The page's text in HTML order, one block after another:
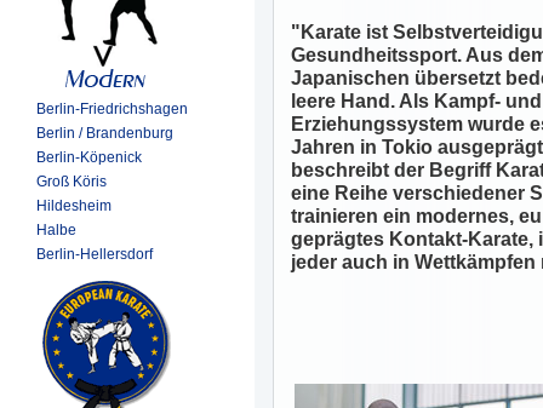
Berlin-Friedrichshagen
Berlin / Brandenburg
Berlin-Köpenick
Groß Köris
Hildesheim
Halbe
Berlin-Hellersdorf
"Karate ist
Gesundheitssport. Aus
Japanischen übersetzt
leere Hand. Als Kampf- und
Erziehungssystem wurde
Jahren in Tokio
beschreibt der Begriff
eine Reihe verschiedener
trainieren ein modernes,
geprägtes Kontakt-Karate,
jeder auch in